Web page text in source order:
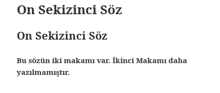
On Sekizinci Söz
On Sekizinci Söz
Bu sözün iki makamı var. İkinci Makamı daha
yazılmamıştır.